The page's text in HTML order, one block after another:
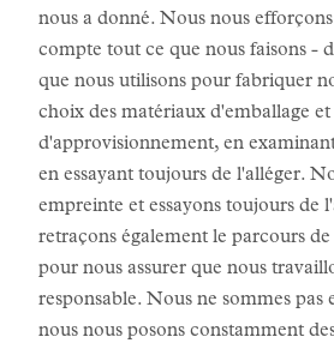
nous a donné. Nous nous
compte tout ce que nous faisons -
que nous utilisons pour fabriquer
choix des matériaux d'emballage
d'approvisionnement, en
en essayant toujours de l'alléger.
empreinte et essayons toujours de
retraçons également le parcours
pour nous assurer que nous
responsable. Nous ne sommes pas
nous nous posons constamment